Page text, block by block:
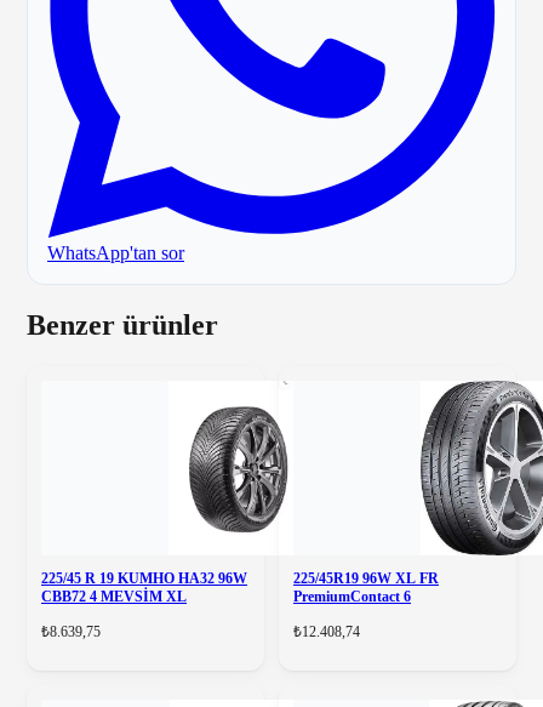
WhatsApp'tan sor
Benzer ürünler
225/45 R 19 KUMHO HA32 96W
CBB72 4 MEVSİM XL
₺8.639,75
225/45R19 96W XL FR
PremiumContact 6
₺12.408,74